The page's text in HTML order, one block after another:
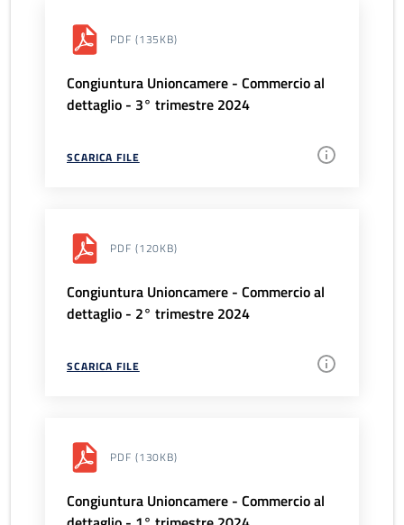
PDF (135KB)
Congiuntura Unioncamere - Commercio al
dettaglio - 3° trimestre 2024
SCARICA FILE
PDF (120KB)
Congiuntura Unioncamere - Commercio al
dettaglio - 2° trimestre 2024
SCARICA FILE
PDF (130KB)
Congiuntura Unioncamere - Commercio al